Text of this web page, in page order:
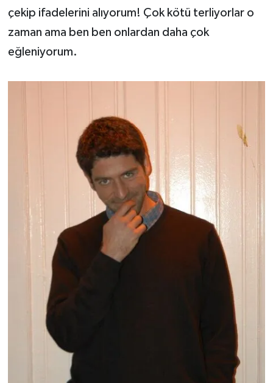
çekip ifadelerini alıyorum! Çok kötü terliyorlar o
zaman ama ben ben onlardan daha çok
eğleniyorum.